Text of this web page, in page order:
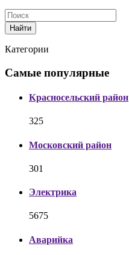
Найти
Категории
Самые популярные
Красносельский район
325
Московский район
301
Электрика
5675
Аварийка